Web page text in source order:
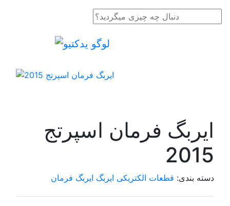
ایربگ فرمان اسپرتج
2015
دسته بندی: قطعات الکتریکی ایربگ ایربگ فرمان